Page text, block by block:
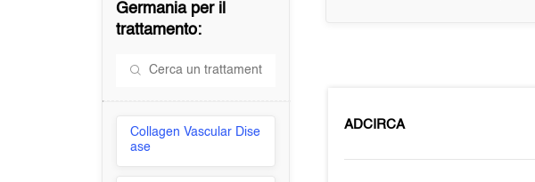
Germaniaper il
trattamento:
Collagen Vascular Dise
ase
ADCIRCA